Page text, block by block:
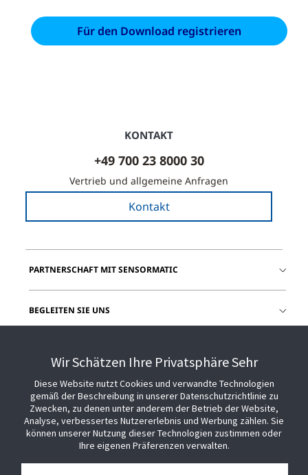
KONTAKT
+49 700 23 8000 30
Vertrieb und allgemeine Anfragen
Kontakt
PARTNERSCHAFT MIT SENSORMATIC
BEGLEITEN SIE UNS
Wir Schätzen Ihre Privatsphäre Sehr
Diese Website nutzt Cookies und verwandte Technologien
gemäß der Beschreibung in unserer Datenschutzrichtlinie zu
Zwecken, zu denen unter anderem der Betrieb der Website,
Analyse, verbessertes Nutzererlebnis und Werbung zählen. Sie
können unserer Nutzung dieser Technologien zustimmen oder
Ihre eigenen Präferenzen verwalten.